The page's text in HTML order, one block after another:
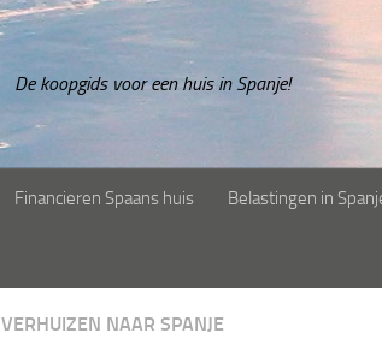
De koopgids voor een huis in Spanje!
Financieren Spaans huis Belastingen in
VERHUIZEN NAAR SPANJE